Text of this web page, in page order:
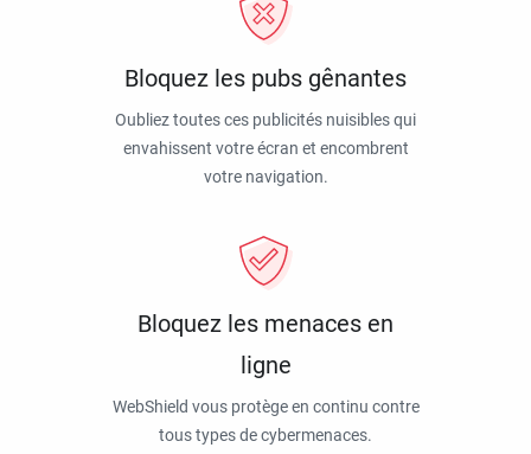
Bloquez les pubs gênantes
Oubliez toutes ces publicités nuisibles qui
envahissent votre écran et encombrent
votre navigation.
Bloquez les menaces en
ligne
WebShield vous protège en continu contre
tous types de cybermenaces.